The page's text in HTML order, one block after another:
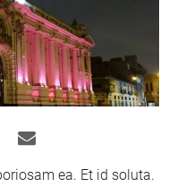
ea. Et id soluta.